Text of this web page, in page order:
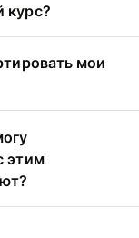
курс?
мои
этим